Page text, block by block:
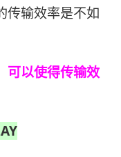
传输效率是不如
可以使得传输效